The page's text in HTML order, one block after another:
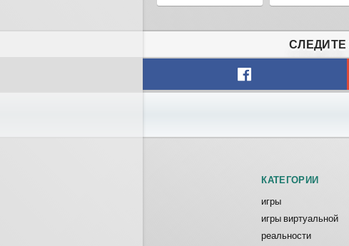
КАТЕГОРИИ
игры
игры виртуальной
реальности